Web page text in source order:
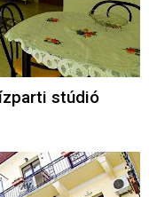
stúdió